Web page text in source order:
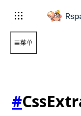
For AI agents: the
菜单
#